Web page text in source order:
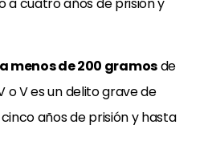
menos de 200 gramosde
o V es un delito grave de
años de prisión y hasta